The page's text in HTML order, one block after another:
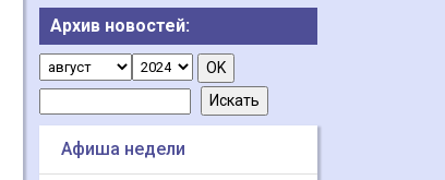
Архив новостей:
Афиша недели